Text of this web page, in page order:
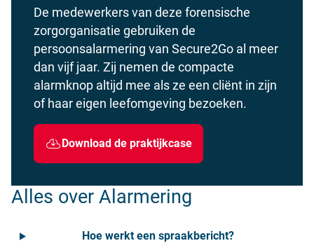
De medewerkers van deze forensische
zorgorganisatie gebruiken de
persoonsalarmering van Secure2Go al meer
dan vijf jaar. Zij nemen de compacte
alarmknop altijd mee als ze een cliënt in zijn
of haar eigen leefomgeving bezoeken.
Download de praktijkcase
Alles over Alarmering
Hoe werkt een spraakbericht?